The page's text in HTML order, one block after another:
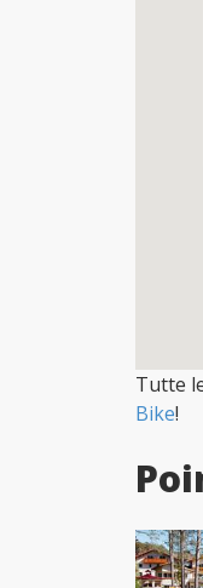
Tutte
Bike!